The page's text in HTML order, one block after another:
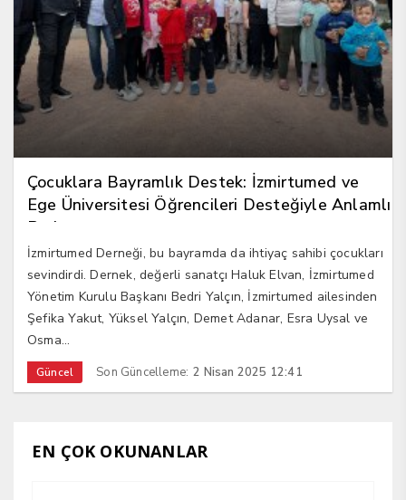
Çocuklara Bayramlık Destek: İzmirtumed ve
Ege Üniversitesi Öğrencileri Desteğiyle Anlamlı
Proje
İzmirtumed Derneği, bu bayramda da ihtiyaç sahibi çocukları
sevindirdi. Dernek, değerli sanatçı Haluk Elvan, İzmirtumed
Yönetim Kurulu Başkanı Bedri Yalçın, İzmirtumed ailesinden
Şefika Yakut, Yüksel Yalçın, Demet Adanar, Esra Uysal ve
Osma...
Güncel Son Güncelleme: 2 Nisan 2025 12:41
EN ÇOK OKUNANLAR